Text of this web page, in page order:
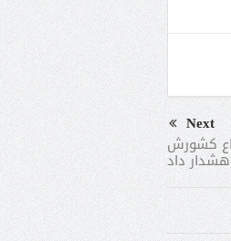
Next
کشورش
داد